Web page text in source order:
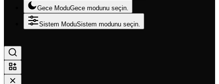
Gece ModuGece modunu seçin.
Sistem ModuSistem modunu seçin.